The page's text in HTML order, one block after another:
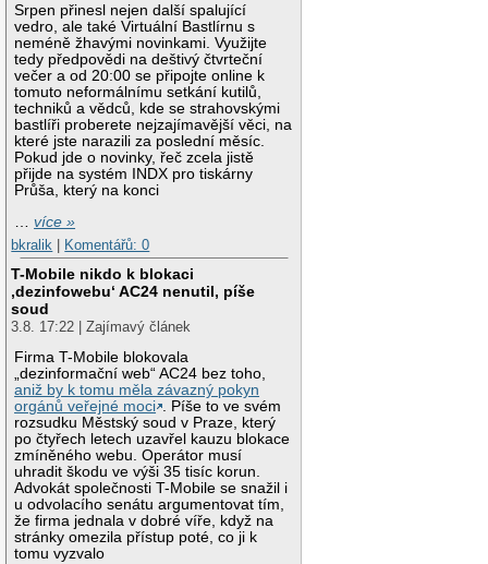
Srpen přinesl nejen další spalující
vedro, ale také Virtuální Bastlírnu s
neméně žhavými novinkami. Využijte
tedy předpovědi na deštivý čtvrteční
večer a od 20:00 se připojte online k
tomuto neformálnímu setkání kutilů,
techniků a vědců, kde se strahovskými
bastlíři proberete nejzajímavější věci, na
které jste narazili za poslední měsíc.
Pokud jde o novinky, řeč zcela jistě
přijde na systém INDX pro tiskárny
Průša, který na konci
…více »
bkralik
Komentářů: 0
T-Mobile nikdo k blokaci
‚dezinfowebu‘ AC24 nenutil, píše
soud
3.8. 17:22 | Zajímavý článek
Firma T-Mobile blokovala
„dezinformační web“ AC24 bez toho,
aniž by k tomu měla závazný pokyn
orgánů veřejné moci . Píše to ve svém
rozsudku Městský soud v Praze, který
po čtyřech letech uzavřel kauzu blokace
zmíněného webu. Operátor musí
uhradit škodu ve výši 35 tisíc korun.
Advokát společnosti T-Mobile se snažil i
u odvolacího senátu argumentovat tím,
že firma jednala v dobré víře, když na
stránky omezila přístup poté, co ji k
tomu vyzvalo